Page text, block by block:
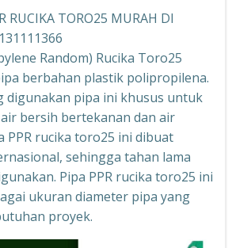
RUCIKA TORO25 MURAH DI
Random) Rucika Toro25
berbahan plastik polipropilena.
digunakan pipa ini khusus untuk
bersih bertekanan dan air
PPR rucika toro25 ini dibuat
sehingga tahan lama
Pipa PPR rucika toro25 ini
ukuran diameter pipa yang
proyek.